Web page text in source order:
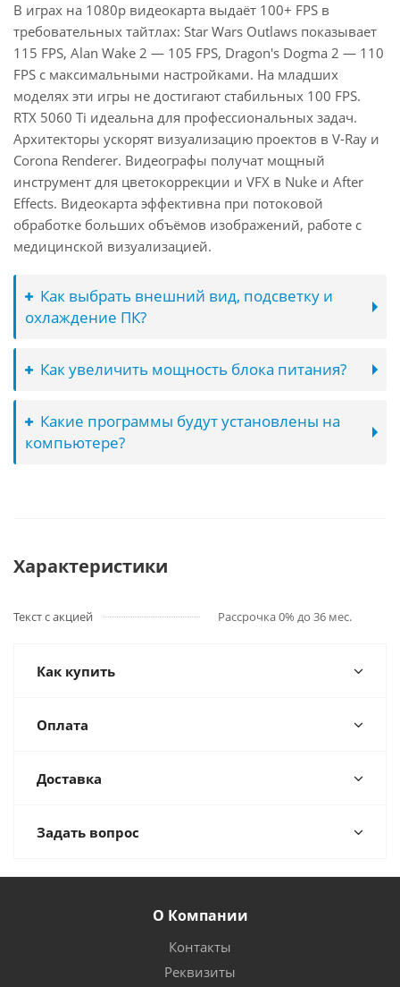
В играх на 1080p видеокарта выдаёт 100+ FPS в
требовательных тайтлах: Star Wars Outlaws показывает
115 FPS, Alan Wake 2 — 105 FPS, Dragon's Dogma 2 — 110
FPS с максимальными настройками. На младших
моделях эти игры не достигают стабильных 100 FPS.
RTX 5060 Ti идеальна для профессиональных задач.
Архитекторы ускорят визуализацию проектов в V-Ray и
Corona Renderer. Видеографы получат мощный
инструмент для цветокоррекции и VFX в Nuke и After
Effects. Видеокарта эффективна при потоковой
обработке больших объёмов изображений, работе с
медицинской визуализацией.
Как выбрать внешний вид, подсветку и
охлаждение ПК?
Как увеличить мощность блока питания?
Какие программы будут установлены на
компьютере?
Характеристики
Текст с акцией Рассрочка 0% до 36 мес.
Как купить
Оплата
Доставка
Задать вопрос
О Компании
Контакты
Реквизиты